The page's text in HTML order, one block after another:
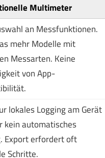
Multimeter
an Messfunktionen.
mehr Modelle mit
Messarten. Keine
von App-
lokales Logging am Gerät
kein automatisches
Export erfordert oft
Schritte.